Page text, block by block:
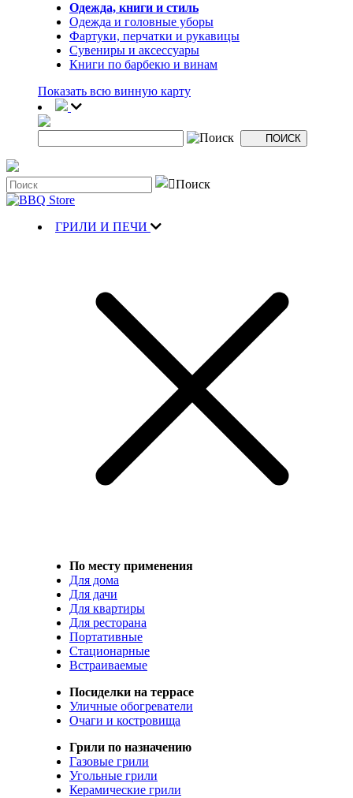
Одежда, книги и стиль
Одежда и головные уборы
Фартуки, перчатки и рукавицы
Сувениры и аксессуары
Книги по барбекю и винам
Показать всю винную карту
ГРИЛИ И ПЕЧИ
По месту применения
Для дома
Для дачи
Для квартиры
Для ресторана
Портативные
Стационарные
Встраиваемые
Посиделки на террасе
Уличные обогреватели
Очаги и костровища
Грили по назначению
Газовые грили
Угольные грили
Керамические грили